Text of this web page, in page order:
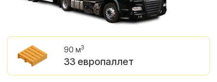
90 м3
33 европаллет